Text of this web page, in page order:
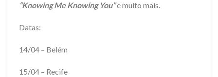
“Knowing Me Knowing You”e muito mais.
Datas:
14/04 – Belém
15/04 – Recife